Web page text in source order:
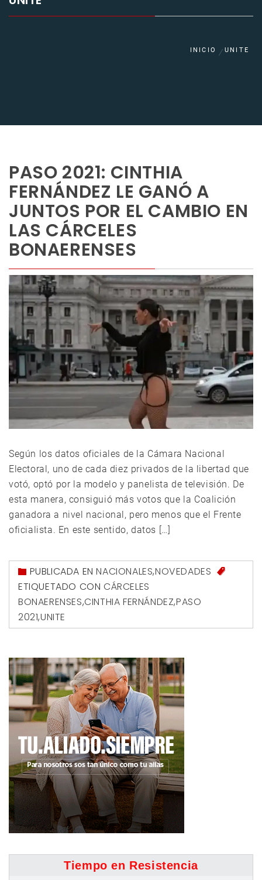
INICIO UNITE
PASO 2021: CINTHIA
FERNÁNDEZ LE GANÓ A
JUNTOS POR EL CAMBIO EN
LAS CÁRCELES
BONAERENSES
Según los datos oficiales de la Cámara Nacional
Electoral, uno de cada diez privados de la libertad que
votó, optó por la modelo y panelista de televisión. De
esta manera, consiguió más votos que la Coalición
ganadora a nivel nacional, pero menos que el Frente
oficialista. En este sentido, datos […]
PUBLICADA ENNACIONALES,NOVEDADES
ETIQUETADO CON CÁRCELES
BONAERENSES,CINTHIA FERNÁNDEZ,PASO
2021,UNITE
Tiempo en Resistencia